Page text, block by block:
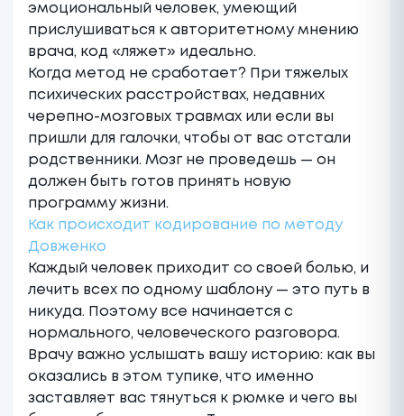
эмоциональный человек, умеющий
прислушиваться к авторитетному мнению
врача, код «ляжет» идеально.
Когда метод не сработает? При тяжелых
психических расстройствах, недавних
черепно-мозговых травмах или если вы
пришли для галочки, чтобы от вас отстали
родственники. Мозг не проведешь — он
должен быть готов принять новую
программу жизни.
Как происходит кодирование по методу
Довженко
Каждый человек приходит со своей болью, и
лечить всех по одному шаблону — это путь в
никуда. Поэтому все начинается с
нормального, человеческого разговора.
Врачу важно услышать вашу историю: как вы
оказались в этом тупике, что именно
заставляет вас тянуться к рюмке и чего вы